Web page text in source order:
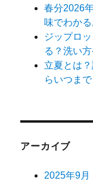
春分2026
味でわか
ジップロ
る？洗い
立夏とは
らいつまで
アーカイブ
2025年9月